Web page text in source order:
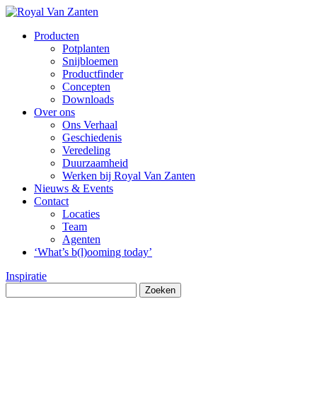
Producten
Potplanten
Snijbloemen
Productfinder
Concepten
Downloads
Over ons
Ons Verhaal
Geschiedenis
Veredeling
Duurzaamheid
Werken bij Royal Van Zanten
Nieuws & Events
Contact
Locaties
Team
Agenten
‘What’s b(l)ooming today’
Inspiratie